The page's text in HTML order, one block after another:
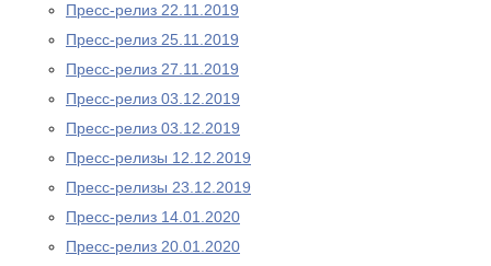
Пресс-релиз 22.11.2019
Пресс-релиз 25.11.2019
Пресс-релиз 27.11.2019
Пресс-релиз 03.12.2019
Пресс-релиз 03.12.2019
Пресс-релизы 12.12.2019
Пресс-релизы 23.12.2019
Пресс-релиз 14.01.2020
Пресс-релиз 20.01.2020